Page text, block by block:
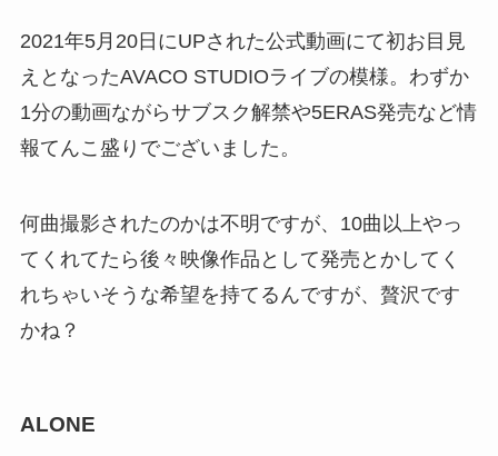
2021年5月20日にUPされた公式動画にて初お目見
えとなったAVACO STUDIOライブの模様。わずか
1分の動画ながらサブスク解禁や5ERAS発売など情
報てんこ盛りでございました。
何曲撮影されたのかは不明ですが、10曲以上やっ
てくれてたら後々映像作品として発売とかしてく
れちゃいそうな希望を持てるんですが、贅沢です
かね？
ALONE